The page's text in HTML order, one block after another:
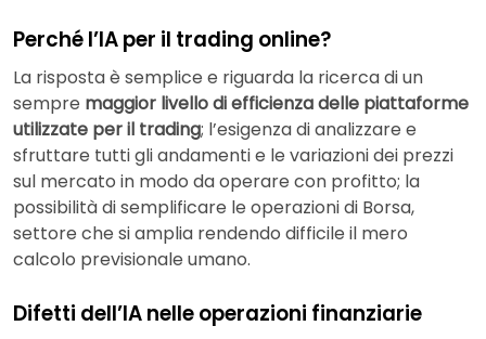
Perché l’IA per il trading online?
La risposta è semplice e riguarda la ricerca di un
sempre maggior livello di efficienza delle piattaforme
utilizzate per il trading; l’esigenza di analizzare e
sfruttare tutti gli andamenti e le variazioni dei prezzi
sul mercato in modo da operare con profitto; la
possibilità di semplificare le operazioni di Borsa,
settore che si amplia rendendo difficile il mero
calcolo previsionale umano.
Difetti dell’IA nelle operazioni finanziarie